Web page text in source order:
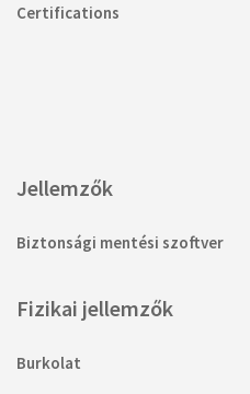
Certifications
Jellemzők
Biztonsági mentési szoftver
Fizikai jellemzők
Burkolat